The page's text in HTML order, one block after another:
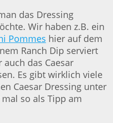
das Dressing
Wir haben z.B. ein
Pommes hier auf dem
Ranch Dip serviert
das Caesar
Es gibt wirklich viele
Caesar Dressing unter
so als Tipp am